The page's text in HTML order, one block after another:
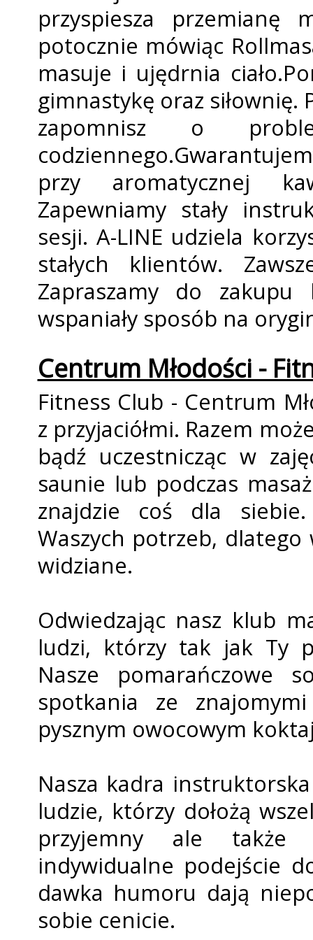
przyspiesza przemianę
potocznie mówiąc
masuje i ujędrnia
gimnastykę oraz siłownię.
zapomnisz o
przy aromatycznej
Zapewniamy stały
sesji. A-LINE udziela
stałych klientów.
Zapraszamy do
wspaniały sposób na
Centrum Młodości -
Fitness Club - Centrum
z przyjaciółmi. Razem
bądź uczestnicząc w
saunie lub podczas
znajdzie coś dla
Waszych potrzeb, dlatego
widziane.
Odwiedzając nasz klub
ludzi, którzy tak jak Ty
Nasze pomarańczowe
spotkania ze
pysznym owocowym
Nasza kadra
ludzie, którzy dołożą
przyjemny ale także
indywidualne podejście
dawka humoru dają
sobie cenicie.